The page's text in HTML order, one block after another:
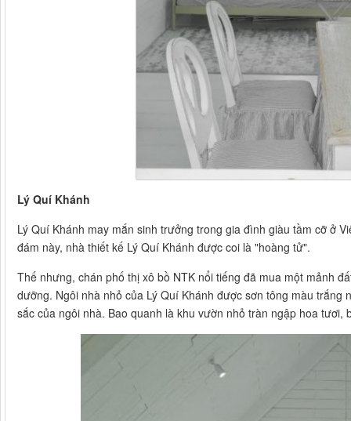
Lý Quí Khánh
Lý Quí Khánh may mắn sinh trưởng trong gia đình giàu tầm cỡ ở
đám này, nhà thiết kế Lý Quí Khánh được coi là "hoàng tử".
Thế nhưng, chán phố thị xô bồ NTK nổi tiếng đã mua một mảnh
dưỡng. Ngôi nhà nhỏ của Lý Quí Khánh được sơn tông màu
sắc của ngôi nhà. Bao quanh là khu vườn nhỏ tràn ngập hoa tươi,